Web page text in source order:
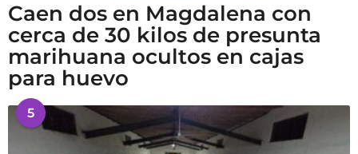
Caen dos en Magdalena con
cerca de 30 kilos de presunta
marihuana ocultos en cajas
para huevo
5